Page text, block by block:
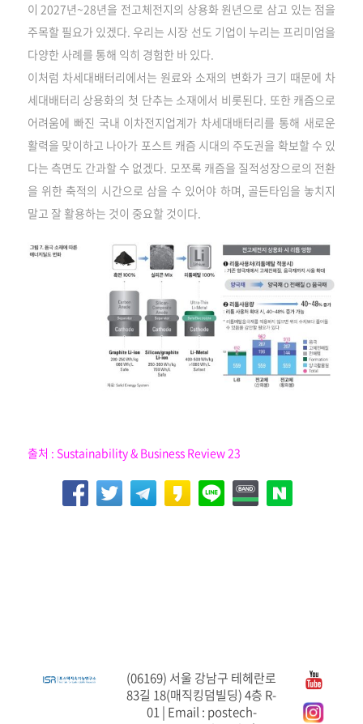
이 2027년~28년을 전고체전지의 상용화 원년으로 삼고 있는 점을
주목할 필요가 있겠다. 우리는 시장 선도 기업이 누리는 프리미엄을
다양한 사례를 통해 익히 경험한 바 있다.
이처럼 차세대배터리에서는 원료와 소재의 변화가 크기 때문에 차
세대배터리 상용화의 첫 단추는 소재에서 비롯된다. 또한 캐즘으로
어려움에 빠진 국내 이차전지업계가 차세대배터리를 통해 새로운
활력을 맞이하고 나아가 포스트 캐즘 시대의 주도권을 확보할 수 있
다는 측면도 간과할 수 없겠다. 모쪼록 캐즘을 질적성장으로의 전환
을 위한 축적의 시간으로 삼을 수 있어야 하며, 골든타임을 놓치지
말고 잘 활용하는 것이 중요할 것이다.
출처 : Sustainability & Business Review 23
(06169) 서울 강남구 테헤란로
83길 18(매직킹덤빌딩) 4층 R-
01 | Email : postech-